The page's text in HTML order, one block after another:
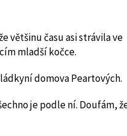
většinu času asi strávila ve
mladší kočce.
domova Peartových.
je podle ní. Doufám,